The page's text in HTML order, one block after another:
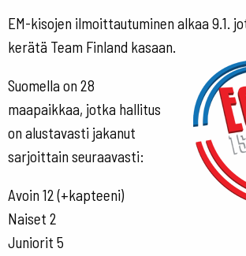
EM-kisojen ilmoittautuminen alkaa 9.1.
kerätä Team Finland kasaan.
Suomella on 28
maapaikkaa, jotka hallitus
on alustavasti jakanut
sarjoittain seuraavasti:
Avoin 12 (+kapteeni)
Naiset 2
Juniorit 5